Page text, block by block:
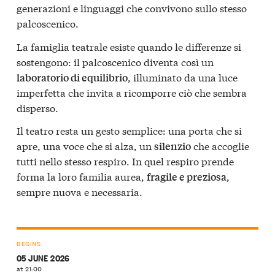
generazioni e linguaggi che convivono sullo stesso
palcoscenico.
La famiglia teatrale esiste quando le differenze si
sostengono: il palcoscenico diventa così un
laboratorio di equilibrio , illuminato da una luce
imperfetta che invita a ricomporre ciò che sembra
disperso.
Il teatro resta un gesto semplice: una porta che si
apre, una voce che si alza, un silenzioche accoglie
tutti nello stesso respiro. In quel respiro prende
forma la loro familia aurea, fragile e preziosa,
sempre nuova e necessaria.
BEGINS
05 JUNE 2026
at 21:00